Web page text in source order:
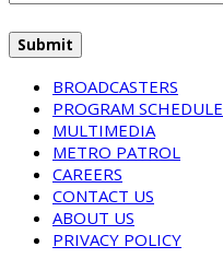
BROADCASTERS
PROGRAM SCHEDULE
MULTIMEDIA
METRO PATROL
CAREERS
CONTACT US
ABOUT US
PRIVACY POLICY